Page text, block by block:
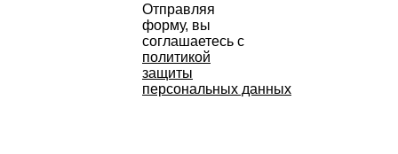
Отправляя
форму, вы
соглашаетесь с
политикой
защиты
персональных данных